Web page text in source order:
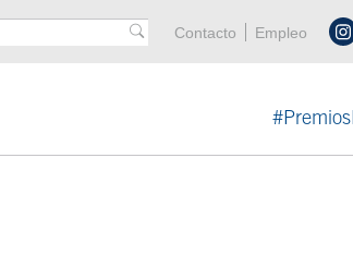
Menú cabecera
Contacto Empleo